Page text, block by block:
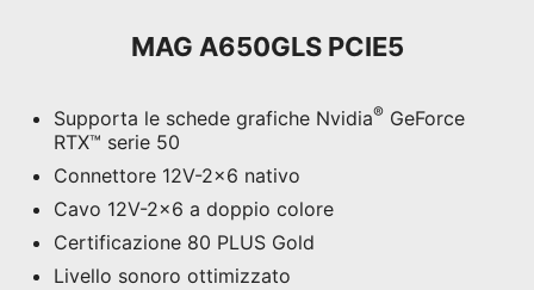
PCIE
12V-2x6
MAG A650GLS PCIE5
Supporta le schede grafiche Nvidia® GeForce
RTX™ serie 50
Connettore 12V-2x6 nativo
Cavo 12V-2x6 a doppio colore
Certificazione 80 PLUS Gold
Livello sonoro ottimizzato